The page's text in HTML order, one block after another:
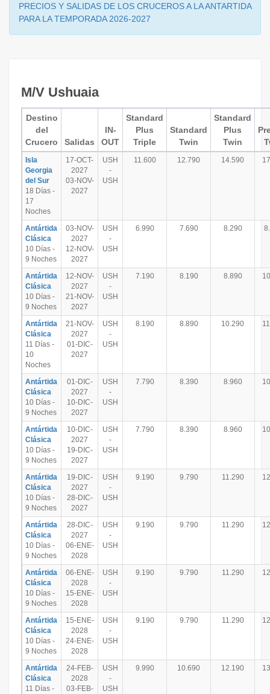
PRECIOS Y SALIDAS DE LOS CRUCEROS A LA ANTARTIDA
PARA LA TEMPORADA 2026-2027
M/V Ushuaia
Destino
del
Crucero
Salidas
IN-
OUT
Standard
Plus
Triple
Standard
Twin
Standard
Plus
Twin
Isla
Georgia
del Sur
18 Días -
17
Noches
17-OCT-
2027
03-NOV-
2027
USH
-
USH
11.600 12.790 14.590
Antártida
Clásica
10 Días -
9 Noches
03-NOV-
2027
12-NOV-
2027
USH
-
USH
6.990 7.690 8.290
Antártida
Clásica
10 Días -
9 Noches
12-NOV-
2027
21-NOV-
2027
USH
-
USH
7.190 8.190 8.890
Antártida
Clásica
11 Días -
10
Noches
21-NOV-
2027
01-DIC-
2027
USH
-
USH
8.190 8.890 10.290
Antártida
Clásica
10 Días -
9 Noches
01-DIC-
2027
10-DIC-
2027
USH
-
USH
7.790 8.390 8.960
Antártida
Clásica
10 Días -
9 Noches
10-DIC-
2027
19-DIC-
2027
USH
-
USH
7.790 8.390 8.960
Antártida
Clásica
10 Días -
9 Noches
19-DIC-
2027
28-DIC-
2027
USH
-
USH
9.190 9.790 11.290
Antártida
Clásica
10 Días -
9 Noches
28-DIC-
2027
06-ENE-
2028
USH
-
USH
9.190 9.790 11.290
Antártida
Clásica
10 Días -
9 Noches
06-ENE-
2028
15-ENE-
2028
USH
-
USH
9.190 9.790 11.290
Antártida
Clásica
10 Días -
9 Noches
15-ENE-
2028
24-ENE-
2028
USH
-
USH
9.190 9.790 11.290
Antártida
Clásica
11 Días -
24-FEB-
2028
03-FEB-
USH
-
USH
9.990 10.690 12.190